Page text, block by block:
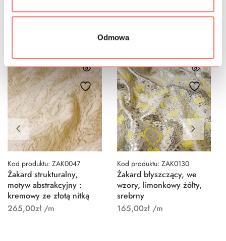
Odmowa
Podobne produkty
Kod produktu: ZAK0047
Żakard strukturalny,
motyw abstrakcyjny :
kremowy ze złotą nitką
265,00zł/m
Kod produktu: ZAK0130
Żakard błyszczący, we
wzory, limonkowy żółty,
srebrny
165,00zł/m